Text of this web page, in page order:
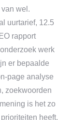
wel.
uurtarief, 12.5
rapport
werk
er bepaalde
page analyse
zoekwoorden
is het zo
heeft,